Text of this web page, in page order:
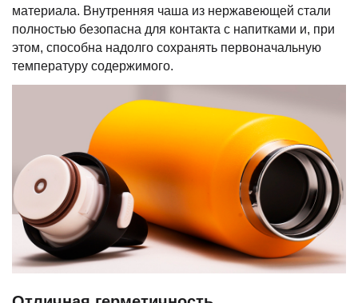
материала. Внутренняя чаша из нержавеющей стали
полностью безопасна для контакта с напитками и, при
этом, способна надолго сохранять первоначальную
температуру содержимого.